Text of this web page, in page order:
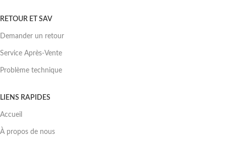
RETOUR ET SAV
Demander un retour
Service Après-Vente
Problème technique
LIENS RAPIDES
Accueil
À propos de nous